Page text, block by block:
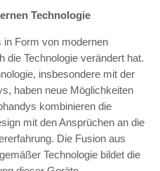
Technologie
Form von modernen
die Technologie verändert hat.
insbesondere mit der
haben neue Möglichkeiten
kombinieren die
mit den Ansprüchen an die
Die Fusion aus
Technologie bildet die